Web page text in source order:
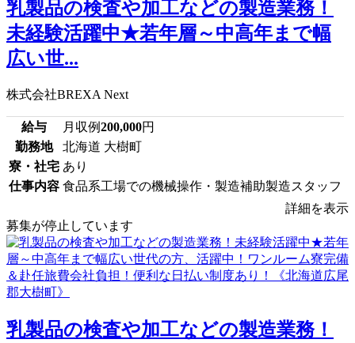
乳製品の検査や加工などの製造業務！
未経験活躍中★若年層～中高年まで幅
広い世...
株式会社BREXA Next
給与 月収例200,000円
勤務地
北海道 大樹町
寮・社宅 あり
仕事内容 食品系工場での機械操作・製造補助製造スタッフ
詳細を表示
募集が停止しています
乳製品の検査や加工などの製造業務！